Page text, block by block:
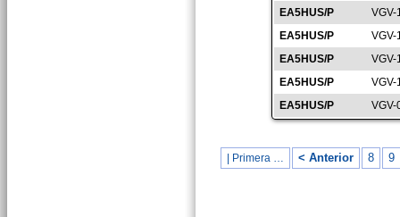
EA5HUS/P
VGV-
EA5HUS/P
VGV-
EA5HUS/P
VGV-
EA5HUS/P
VGV-
EA5HUS/P
VGV-
| Primera … < Anterior 8 9